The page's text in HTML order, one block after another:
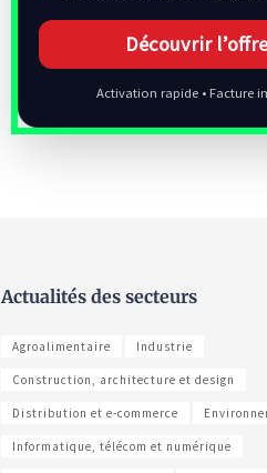
Découvrir
Activation rapide • Facture
Actualités des secteurs
Agroalimentaire Industrie
Construction, architecture et design
Distribution et e-commerce
Informatique, télécom et numérique